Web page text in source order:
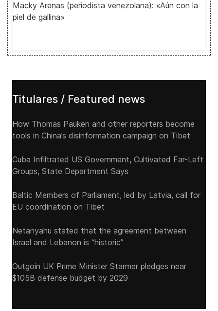
Macky Arenas (periodista venezolana): «Aún con la
piel de gallina»
Titulares / Featured news
How Thomas Pauken and other reporters become
tools in China’s disinformation campaign on Tibet
Cuba Infiltrated US Government, Cultivated Far-Left
Groups, State Department Says
Baltic Members of Parliament, led by Latvia, call for
EU coordination on Tibet
Netanyahu stated that the agreement between
Israel and Lebanon is “historic”
Outgoin UK Prime Minister Starmer pledges near
$105B defense budget by 2029